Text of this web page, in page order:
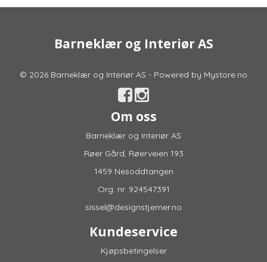
Barneklær og Interiør AS
© 2026 Barneklær og Interiør AS - Powered by Mystore.no
Om oss
Barneklær og Interiør AS
Røer Gård, Røerveien 193
1459 Nesoddtangen
Org. nr. 924547391
sissel@designstjerner.no
Kundeservice
Kjøpsbetingelser